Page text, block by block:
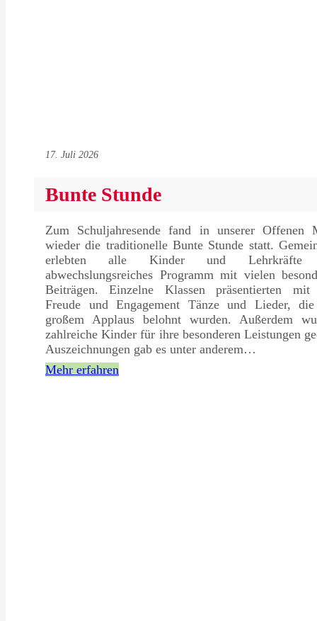
17. Juli 2026
Bunte Stunde
Zum Schuljahresende fand in unserer Offenen
wieder die traditionelle Bunte Stunde statt.
erlebten alle Kinder und Lehrkräfte
abwechslungsreiches Programm mit vielen
Beiträgen. Einzelne Klassen präsentierten
Freude und Engagement Tänze und Lieder,
großem Applaus belohnt wurden. Außerdem
zahlreiche Kinder für ihre besonderen Leistungen
Auszeichnungen gab es unter anderem…
Mehr erfahren